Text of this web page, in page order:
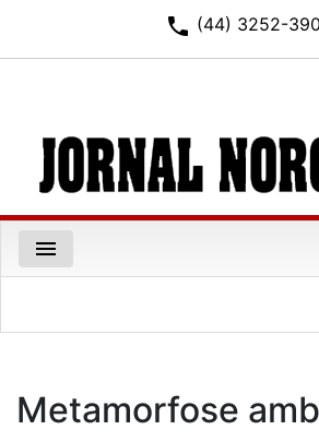
phone (44) 3252-
menu
Metamorfose